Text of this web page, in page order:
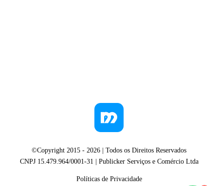
©Copyright 2015 - 2026 | Todos os Direitos Reservados
CNPJ 15.479.964/0001-31 | Publicker Serviços e Comércio Ltda
Políticas de Privacidade